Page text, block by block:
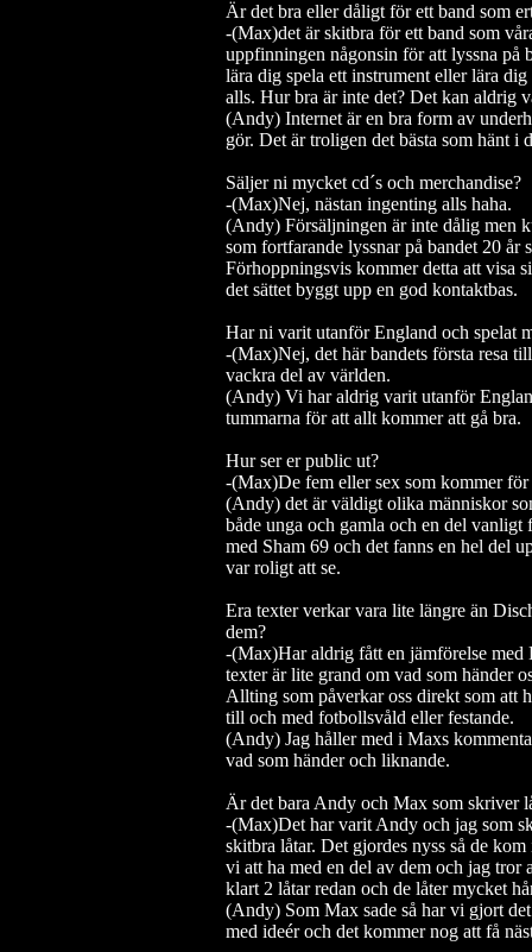
Är det bra eller dåligt för ett band som
-(Max)det är skitbra för ett band som
uppfinningen någonsin för att lyssna på
lära dig spela ett instrument eller lära
alls. Hur bra är inte det? Det kan aldrig
(Andy) Internet är en bra form av
gör. Det är troligen det bästa som hänt
Säljer ni mycket cd´s och merchandise?
-(Max)Nej, nästan ingenting alls haha.
(Andy) Försäljningen är inte dålig men
som fortfarande lyssnar på bandet 20 år
Förhoppningsvis kommer detta att visa
det sättet byggt upp en god kontaktbas.
Har ni varit utanför England och spelat
-(Max)Nej, det här bandets första resa
vackra del av världen.
(Andy) Vi har aldrig varit utanför
tummarna för att allt kommer att gå bra.
Hur ser er public ut?
-(Max)De fem eller sex som kommer
(Andy) det är väldigt olika människor
både unga och gamla och en del
med Sham 69 och det fanns en hel del
var roligt att se.
Era texter verkar vara lite längre än
dem?
-(Max)Har aldrig fått en jämförelse med
texter är lite grand om vad som händer
Allting som påverkar oss direkt som att
till och med fotbollsvåld eller festande.
(Andy) Jag håller med i Maxs
vad som händer och liknande.
Är det bara Andy och Max som skriver
-(Max)Det har varit Andy och jag som
skitbra låtar. Det gjordes nyss så de
vi att ha med en del av dem och jag
klart 2 låtar redan och de låter mycket
(Andy) Som Max sade så har vi gjort
med ideér och det kommer nog att få